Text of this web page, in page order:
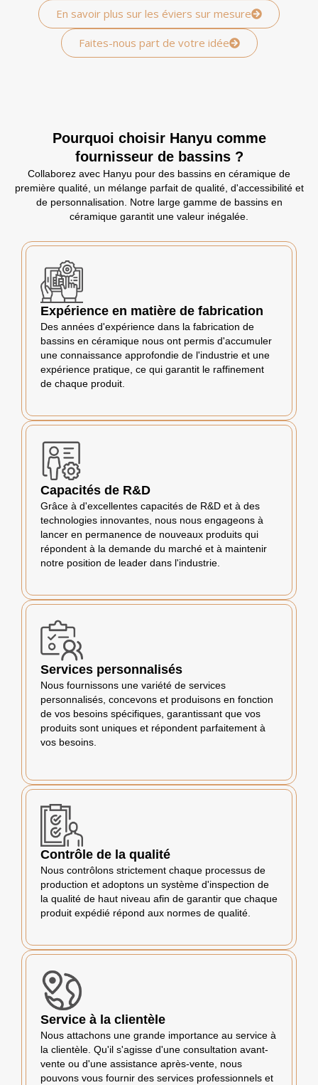
En savoir plus sur les éviers sur mesure
Faites-nous part de votre idée
Pourquoi choisir Hanyu comme
fournisseur de bassins ?
Collaborez avec Hanyu pour des bassins en céramique de
première qualité, un mélange parfait de qualité, d'accessibilité et
de personnalisation. Notre large gamme de bassins en
céramique garantit une valeur inégalée.
Expérience en matière de fabrication
Des années d'expérience dans la fabrication de
bassins en céramique nous ont permis d'accumuler
une connaissance approfondie de l'industrie et une
expérience pratique, ce qui garantit le raffinement
de chaque produit.
Capacités de R&D
Grâce à d'excellentes capacités de R&D et à des
technologies innovantes, nous nous engageons à
lancer en permanence de nouveaux produits qui
répondent à la demande du marché et à maintenir
notre position de leader dans l'industrie.
Services personnalisés
Nous fournissons une variété de services
personnalisés, concevons et produisons en fonction
de vos besoins spécifiques, garantissant que vos
produits sont uniques et répondent parfaitement à
vos besoins.
Contrôle de la qualité
Nous contrôlons strictement chaque processus de
production et adoptons un système d'inspection de
la qualité de haut niveau afin de garantir que chaque
produit expédié répond aux normes de qualité.
Service à la clientèle
Nous attachons une grande importance au service à
la clientèle. Qu'il s'agisse d'une consultation avant-
vente ou d'une assistance après-vente, nous
pouvons vous fournir des services professionnels et